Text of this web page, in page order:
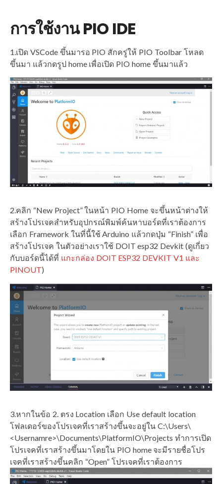
การใช้งาน PIO IDE
1.เปิด VSCode ขึ้นมารอ PIO สักครู่ให้ PIO Toolbar โหลด
ขึ้นมา แล้วกดรูป home เพื่อเปิด PIO home ขึ้นมาแล้ว
2.คลิก “New Project” ในหน้า PIO Home จะขึ้นหน้าต่างให้
สร้างโปรเจคสำหรับอุปกรณ์พิมพ์ค้นหาบอร์ดที่เราต้องการ
เลือก Framework ในที่นี้ใช้ Arduino แล้วกดปุ่ม “Finish” เพื่อ
สร้างโปรเจค ในตัวอย่างเราใช้ DOIT esp32 Devkit (ดูเกี่ยว
กับบอร์ดนี้ได้ที่ แกะกล่อง DOIT ESP32 DEVKIT V1 และ
PINOUT)
3.หากในข้อ 2. ตรง Location เลือก Use default location
โฟลเดอร์ของโปรเจคที่เราสร้างขึ้นจะอยู่ใน C:\Users\
<Usernamre>\Documents\PlatformIO\Projects ทำการเปิด
โปรเจคที่เราสร้างขึ้นมาโดยใน PIO home จะมีรายชื่อโปร
เจคที่เราสร้างขึ้นคลิก “Open” โปรเจคที่เราต้องการ